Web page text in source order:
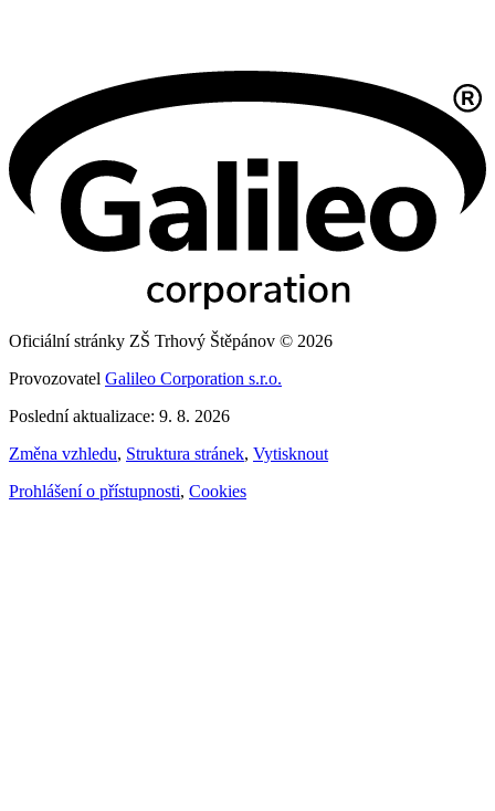
Oficiální stránky ZŠ Trhový Štěpánov © 2026
Provozovatel Galileo Corporation s.r.o.
Poslední aktualizace: 9. 8. 2026
Změna vzhledu, Struktura stránek, Vytisknout
Prohlášení o přístupnosti, Cookies